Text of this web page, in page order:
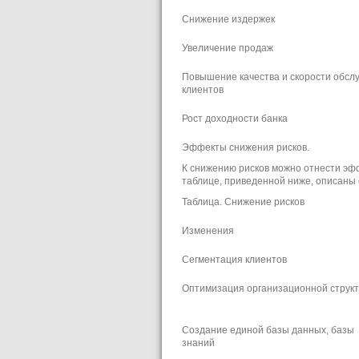
Снижение издержек
Увеличение продаж
Повышение качества и скорости
клиентов
Рост доходности банка
Эффекты снижения рисков.
К снижению рисков можно отнести
таблице, приведенной ниже, описаны
Таблица. Снижение рисков
Изменения
Сегментация клиентов
Оптимизация организационной
Создание единой базы данных, базы
знаний